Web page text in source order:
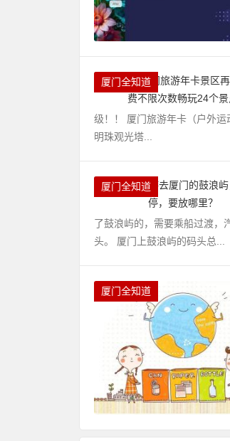
厦门全知道
级！！ 厦门旅游年卡（户外
明珠观光塔...
厦门全知道
了鼓浪屿的，需要乘船过渡，
头。 厦门上鼓浪屿的码头总...
厦门全知道